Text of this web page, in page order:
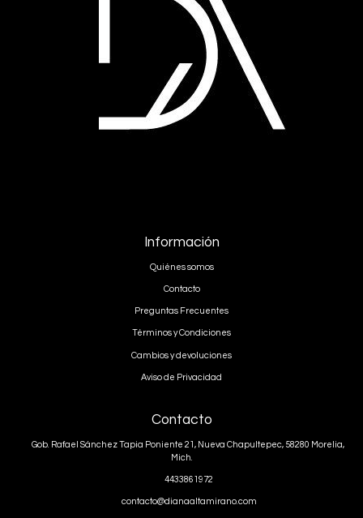
Información
Quiénes somos
Contacto
Preguntas Frecuentes
Términos y Condiciones
Cambios y devoluciones
Aviso de Privacidad
Contacto
Gob. Rafael Sánchez Tapia Poniente 21, Nueva Chapultepec, 58280 Morelia,
Mich.
4433861972
contacto@dianaaltamirano.com